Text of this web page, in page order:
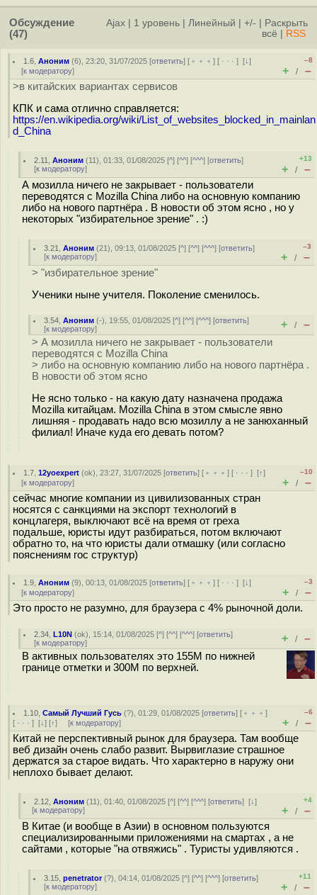
Обсуждение
(47)
Ajax 1 уровень Линейный +/-
Раскрыть
всё
RSS
1.6 ,Аноним (6), 23:20, 31/07/2025 [ответить] [ ﹢﹢﹢] [ · · ·][↓]
[к модератору]
–8
+ / –
>в китайских вариантах сервисов
КПК и сама отлично справляется:
https://en.wikipedia.org/wiki/List_of_websites_blocked_in_mainlan
d_China
2.11 ,Аноним (11), 01:33, 01/08/2025 [^] [^^] [^^^] [ответить]
[к модератору]
+13
+ / –
А мозилла ничего не закрывает - пользователи
переводятся с Mozilla China либо на основную компанию
либо на нового партнёра . В новости об этом ясно , но у
некоторых "избирательное зрение" . :)
3.21 ,Аноним (21), 09:13, 01/08/2025 [^] [^^] [^^^] [ответить]
[к модератору]
–3
+ / –
> "избирательное зрение"
Ученики ныне учителя. Поколение сменилось.
3.54 ,Аноним (-), 19:55, 01/08/2025 [^] [^^] [^^^] [ответить]
[к модератору] + / –
> А мозилла ничего не закрывает - пользователи
переводятся с Mozilla China
> либо на основную компанию либо на нового партнёра .
В новости об этом ясно
Не ясно только - на какую дату назначена продажа
Mozilla китайцам. Mozilla China в этом смысле явно
лишняя - продавать надо всю мозиллу а не занюханный
филиал! Иначе куда его девать потом?
1.7 ,12yoexpert (ok), 23:27, 31/07/2025 [ответить] [ ﹢﹢﹢] [ · · ·][↑]
[к модератору]
–10
+ / –
сейчас многие компании из цивилизованных стран
носятся с санкциями на экспорт технологий в
концлагеря, выключают всё на время от греха
подальше, юристы идут разбираться, потом включают
обратно то, на что юристы дали отмашку (или согласно
пояснениям гос структур)
1.9 ,Аноним (9), 00:13, 01/08/2025 [ответить] [ ﹢﹢﹢] [ · · ·][↓]
[к модератору]
–3
+ / –
Это просто не разумно, для браузера с 4% рыночной доли.
2.34 ,L10N (ok), 15:14, 01/08/2025 [^] [^^] [^^^] [ответить]
[к модератору] + / –
В активных пользователях это 155М по нижней
границе отметки и 300М по верхней.
1.10 ,Самый Лучший Гусь (?), 01:29, 01/08/2025 [ответить] [ ﹢﹢﹢]
[ · · · ] [↓] [↑] [к модератору]
–6
+ / –
Китай не перспективный рынок для браузера. Там вообще
веб дизайн очень слабо развит. Вырвиглазие страшное
держатся за старое видать. Что характерно в наружу они
неплохо бывает делают.
2.12 ,Аноним (11), 01:40, 01/08/2025 [^] [^^] [^^^] [ответить][↓]
[к модератору]
+4
+ / –
В Китае (и вообще в Азии) в основном пользуются
специализированными приложениями на смартах , а не
сайтами , которые "на отвяжись" . Туристы удивляются .
3.15 ,penetrator(?), 04:14, 01/08/2025 [^] [^^] [^^^] [ответить]
[к модератору]
+11
+ / –